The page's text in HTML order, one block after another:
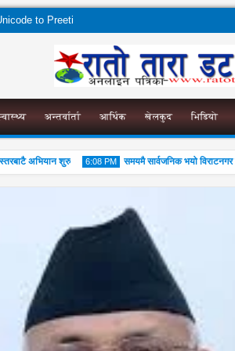
to Preeti
अन्तर्वार्ता आर्थिक खेलकुद भिडियो
अभियान शुरु 6:08 PM समयमै सार्वजनिक भयो विराटनगर